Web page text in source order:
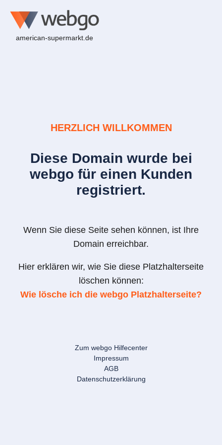
american-supermarkt.de
HERZLICH WILLKOMMEN
Diese Domain wurde bei
webgo für einen Kunden
registriert.
Wenn Sie diese Seite sehen können, ist Ihre
Domain erreichbar.
Hier erklären wir, wie Sie diese Platzhalterseite
löschen können:
Wie lösche ich die webgo Platzhalterseite?
Zum webgo Hilfecenter
Impressum
AGB
Datenschutzerklärung